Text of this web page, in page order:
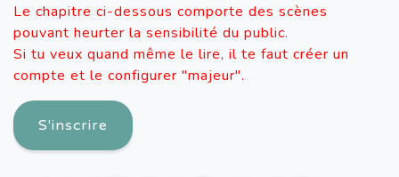
Le chapitre ci-dessous comporte des scènes
pouvant heurter la sensibilité du public.
Si tu veux quand même le lire, il te faut créer un
compte et le configurer "majeur".
S'inscrire